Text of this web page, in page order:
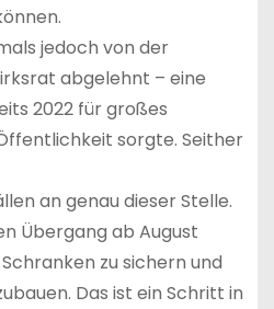
jedoch von der
abgelehnt – eine
2022 für großes
sorgte. Seither
an genau dieser Stelle.
Übergang ab August
zu sichern und
Das ist ein Schritt in